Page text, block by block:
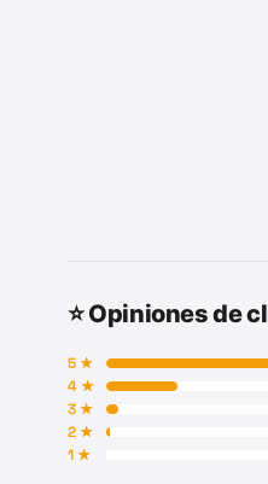
⭐ Opiniones de
5★
4★
3★
2★
1★